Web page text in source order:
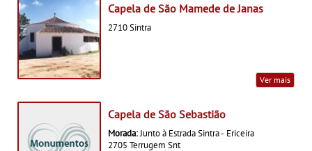
Capela de São Mamede de Janas
2710 Sintra
Ver mais
Capela de São Sebastião
Morada: Junto à Estrada Sintra - Ericeira
2705 Terrugem Snt